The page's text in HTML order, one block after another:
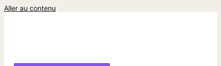
Aller au contenu